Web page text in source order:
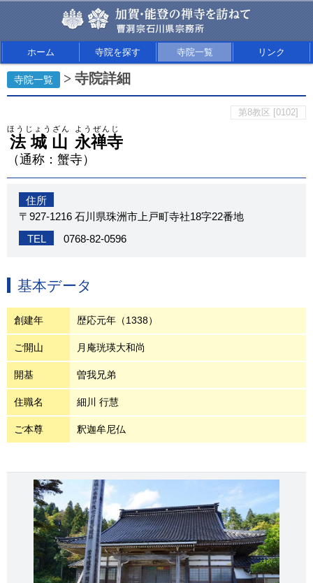
ホーム 寺院を探す 寺院一覧 リンク
寺院一覧 > 寺院詳細
法城山
ほうじょうざん
永禅寺
ようぜんじ
（通称：蟹寺）
第8教区 [0102]
住所
〒927-1216 石川県珠洲市上戸町寺社18字22番地
TEL
0768-82-0596
基本データ
創建年 歴応元年（1338）
ご開山 月庵珖瑛大和尚
開基 曽我兄弟
住職名 細川 行慧
ご本尊 釈迦牟尼仏